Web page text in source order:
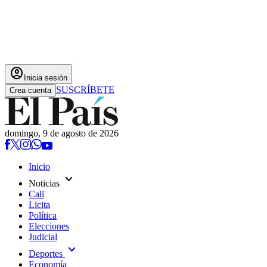
account_circle Inicia sesión
Crea cuenta SUSCRÍBETE
domingo, 9 de agosto de 2026
Inicio
Noticias expand_more
Cali
Licita
Política
Elecciones
Judicial
Deportes expand_more
Economía